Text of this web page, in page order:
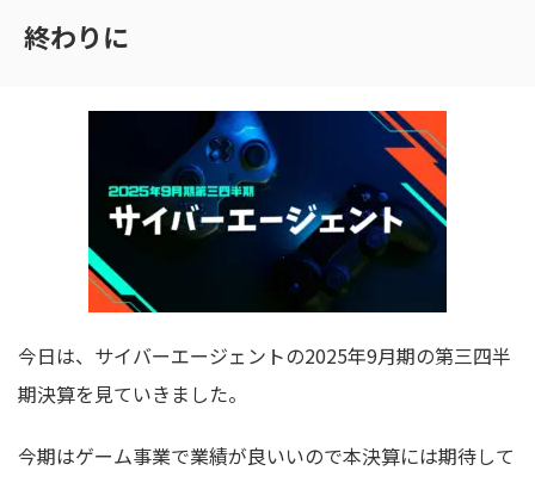
いえ元々の株価が高いことに加え
りましたorz まぁ半導体のシリコ
ンサイクルを超えてハイパーサイ
クルになったかもしれないという
記事を見て少しだけ買ってみ ...
も、流石にこんなに短期で上方修
正かましてくるフジクラの姿勢に
はどうかと思いつつ、これ短期的
なマネーゲームになっているだろ
うなと ...
終わりに
今日は、サイバーエージェントの2025年9月期の第三四半
期決算を見ていきました。
今期はゲーム事業で業績が良いいので本決算には期待して